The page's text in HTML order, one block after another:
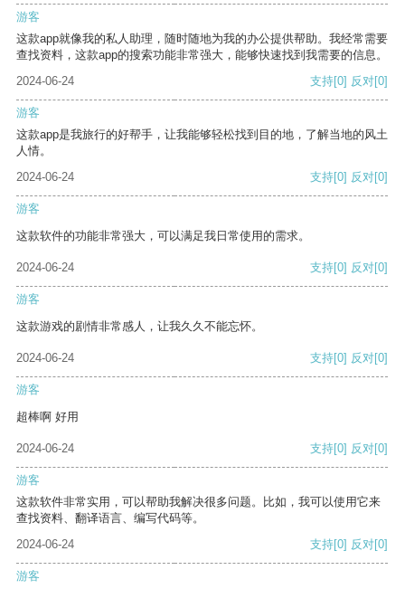
游客
这款app就像我的私人助理，随时随地为我的办公提供帮助。我经常需要
查找资料，这款app的搜索功能非常强大，能够快速找到我需要的信息。
2024-06-24
支持[0] 反对[0]
游客
这款app是我旅行的好帮手，让我能够轻松找到目的地，了解当地的风土
人情。
2024-06-24
支持[0] 反对[0]
游客
这款软件的功能非常强大，可以满足我日常使用的需求。
2024-06-24 支持[0] 反对[0]
游客
这款游戏的剧情非常感人，让我久久不能忘怀。
2024-06-24 支持[0] 反对[0]
游客
超棒啊 好用
2024-06-24 支持[0] 反对[0]
游客
这款软件非常实用，可以帮助我解决很多问题。比如，我可以使用它来
查找资料、翻译语言、编写代码等。
2024-06-24
支持[0] 反对[0]
游客